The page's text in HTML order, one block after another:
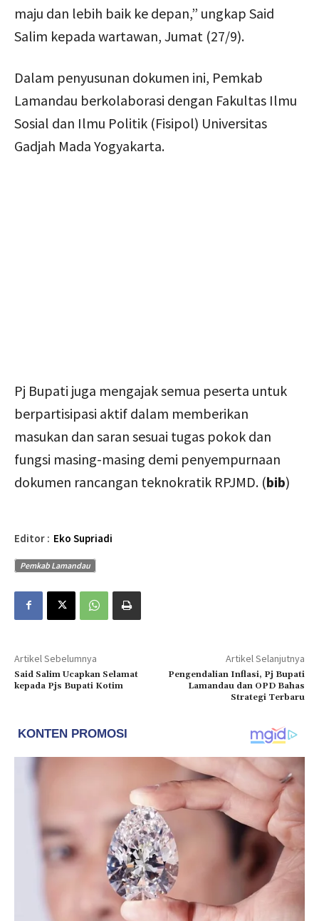
maju dan lebih baik ke depan,” ungkap Said
Salim kepada wartawan, Jumat (27/9).
Dalam penyusunan dokumen ini, Pemkab
Lamandau berkolaborasi dengan Fakultas Ilmu
Sosial dan Ilmu Politik (Fisipol) Universitas
Gadjah Mada Yogyakarta.
Pj Bupati juga mengajak semua peserta untuk
berpartisipasi aktif dalam memberikan
masukan dan saran sesuai tugas pokok dan
fungsi masing-masing demi penyempurnaan
dokumen rancangan teknokratik RPJMD. (bib)
Editor : Eko Supriadi
Pemkab Lamandau
Artikel Sebelumnya
Said Salim Ucapkan Selamat
kepada Pjs Bupati Kotim
Artikel Selanjutnya
Pengendalian Inflasi, Pj Bupati
Lamandau dan OPD Bahas
Strategi Terbaru